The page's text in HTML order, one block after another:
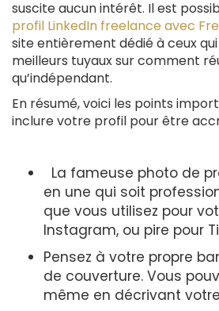
suscite aucun intérêt. Il est
profil LinkedIn freelance avec
site entièrement dédié à ceux
meilleurs tuyaux sur comment
qu’indépendant.
En résumé, voici les points
inclure votre profil pour être
La fameuse photo de
en une qui soit
que vous utilisez pour
Instagram, ou pire pour
Pensez à votre propre
de couverture. Vous
même en décrivant